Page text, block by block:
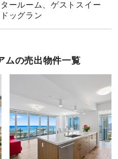
ールーム、ゲストスイー
ッグラン
ムの売出物件一覧